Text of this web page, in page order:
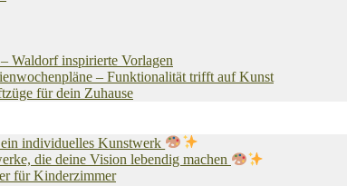
Waldorf inspirierte Vorlagen
– Funktionalität trifft auf Kunst
für dein Zuhause
individuelles Kunstwerk
die deine Vision lebendig machen
für Kinderzimmer